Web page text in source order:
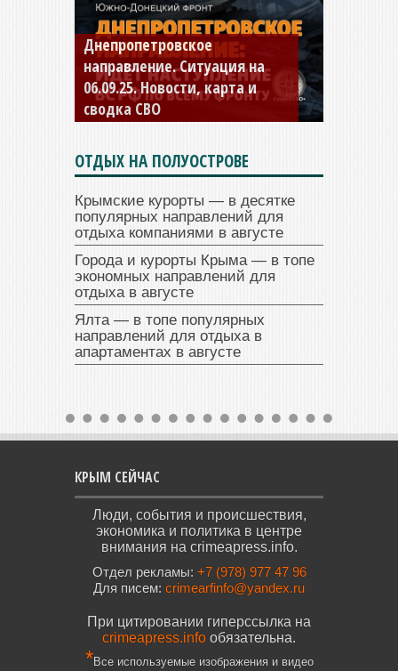
Константиновское
направление. Ситуация на
04.09.25 Новости, карта и
сводка СВО
ОТДЫХ НА ПОЛУОСТРОВЕ
Крымские курорты — в десятке
популярных направлений для
отдыха компаниями в августе
Города и курорты Крыма — в топе
экономных направлений для
отдыха в августе
Ялта — в топе популярных
направлений для отдыха в
апартаментах в августе
КРЫМ СЕЙЧАС
Люди, события и происшествия,
экономика и политика в центре
внимания на crimeapress.info.
Отдел рекламы: +7 (978) 977 47 96
Для писем: crimearfinfo@yandex.ru
При цитировании гиперссылка на
crimeapress.info обязательна.
*Все используемые изображения и видео